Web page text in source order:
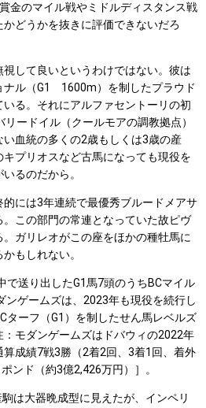
金のマイル戦やミドルディスタンス戦
どうかを抜きに評価できないだろ
して良いというわけではない。彼は
ナル（G1 1600m）を制したプラウド
る。それにアルファセントーリの初
ードイル（クールモアの調教拠点）
血統の多くの2歳もしくは3歳の産
プリオスなど古馬になっても現役を
るのだから。
には3年連続で最優秀ブルードメアサ
この部門の常連となっていた故ピヴ
ガリレオがこの座をほかの種牡馬に
もしれない。
送り出したG1馬7頭のうちBCマイル
ンゲームズは、2023年も現役を続行し
ターフ（G1）を制したせん馬レベルズ
モダンゲームズはドバウィの2022年
成績7戦3勝（2着2回、3着1回、着外
ンド（約3億2,426万円）］。
は大器晩成型に見えたが、インペリ